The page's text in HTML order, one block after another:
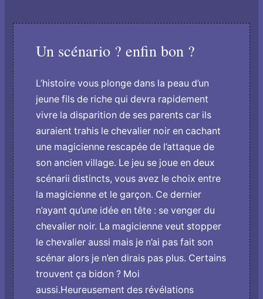
Un scénario ? enfin bon ?
L’histoire vous plonge dans la peau d’un
jeune fils de riche qui devra rapidement
vivre la disparition de ses parents car ils
auraient trahis le chevalier noir en cachant
une magicienne rescapée de l’attaque de
son ancien village. Le jeu se joue en deux
scénarii distincts, vous avez le choix entre
la magicienne et le garçon. Ce dernier
n’ayant qu’une idée en tête : se venger du
chevalier noir. La magicienne veut stopper
le chevalier aussi mais je n’ai pas fait son
scénar alors je n’en dirais pas plus. Certains
trouvent ça bidon ? Moi
aussi.Heureusement des révélations